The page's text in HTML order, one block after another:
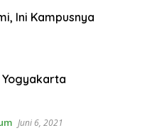
Ini Kampusnya
Yogyakarta
Juni 6, 2021